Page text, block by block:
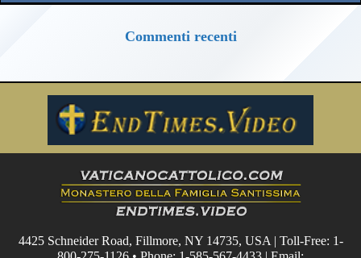
Commenti recenti
4425 Schneider Road, Fillmore, NY 14735, USA | Toll-Free: 1-